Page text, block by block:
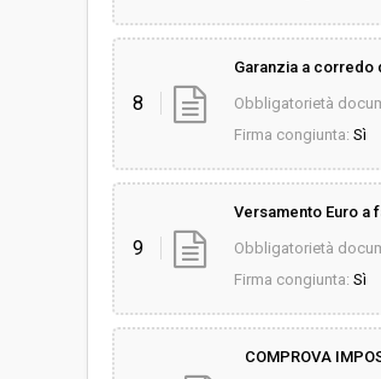
8
Garanzia a
Obbligatorietà
Firma congiunta: Sì
9
Versamento Euro a
Obbligatorietà
Firma congiunta: Sì
COMPROVA